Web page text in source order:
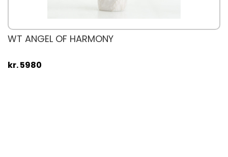
WT ANGEL OF HARMONY
kr. 5980